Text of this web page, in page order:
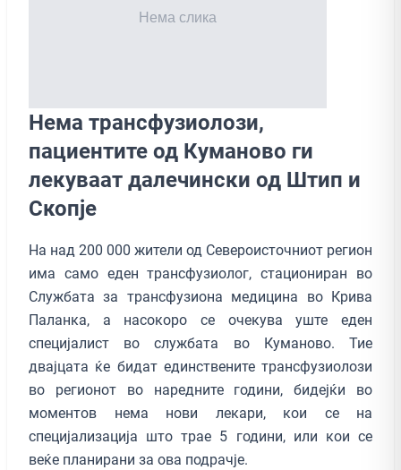
Нема трансфузиолози,
пациентите од Куманово ги
лекуваат далечински од Штип и
Скопје
На над 200 000 жители од Североисточниот регион
има само еден трансфузиолог, стациониран во
Службата за трансфузиона медицина во Крива
Паланка, а насокоро се очекува уште еден
специјалист во службата во Куманово. Тие
двајцата ќе бидат единствените трансфузиолози
во регионот во наредните години, бидејќи во
моментов нема нови лекари, кои се на
специјализација што трае 5 години, или кои се
веќе планирани за ова подрачје.